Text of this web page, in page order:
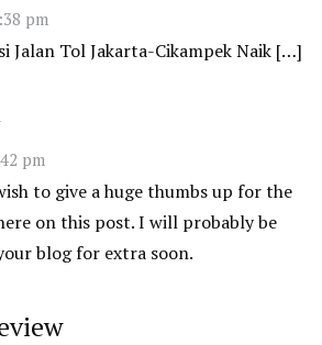
pm
Tol Jakarta-Cikampek Naik […]
pm
to give a huge thumbs up for the
on this post. I will probably be
blog for extra soon.